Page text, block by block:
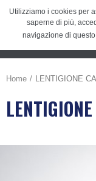
Home LENTIGIONE
Utilizziamo i cookies per
saperne di più,
navigazione di